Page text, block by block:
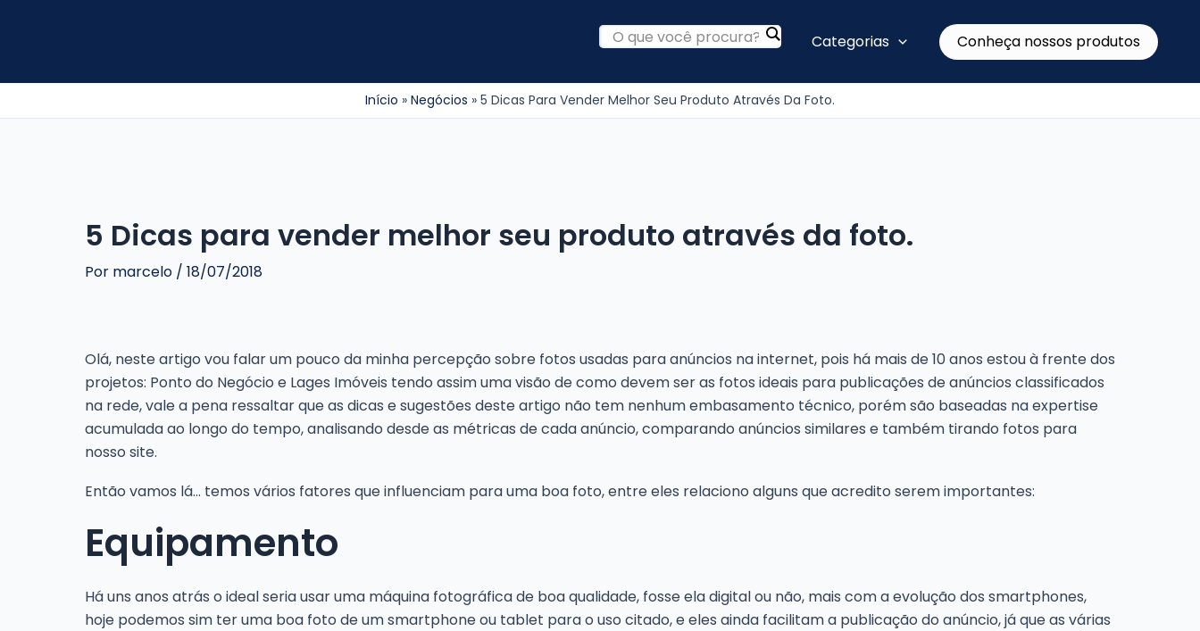
conteúdo
Categorias Conheça nossos produtos
Início Negócios 5 Dicas Para Vender Melhor Seu Produto Através Da Foto.
5 Dicas para vender melhor seu produto através da foto.
Por marcelo / 18/07/2018
Olá, neste artigo vou falar um pouco da minha percepção sobre fotos usadas para anúncios na internet, pois há mais de 10 anos estou à frente dos
projetos: Ponto do Negócio e Lages Imóveis tendo assim uma visão de como devem ser as fotos ideais para publicações de anúncios classificados
na rede, vale a pena ressaltar que as dicas e sugestões deste artigo não tem nenhum embasamento técnico, porém são baseadas na expertise
acumulada ao longo do tempo, analisando desde as métricas de cada anúncio, comparando anúncios similares e também tirando fotos para
nosso site.
Então vamos lá… temos vários fatores que influenciam para uma boa foto, entre eles relaciono alguns que acredito serem importantes:
Equipamento
Há uns anos atrás o ideal seria usar uma máquina fotográfica de boa qualidade, fosse ela digital ou não, mais com a evolução dos smartphones,
hoje podemos sim ter uma boa foto de um smartphone ou tablet para o uso citado, e eles ainda facilitam a publicação do anúncio, já que as várias